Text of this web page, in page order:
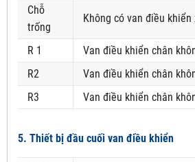
Chỗ
trống
Không có van điều khiển
R 1
Van điều khiển chân
R2
Van điều khiển chân
R3
Van điều khiển chân
5. Thiết bị đầu cuối van điều khiển